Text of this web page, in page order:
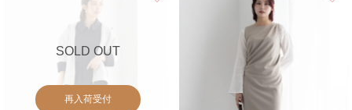
SOLD OUT
再入荷受付